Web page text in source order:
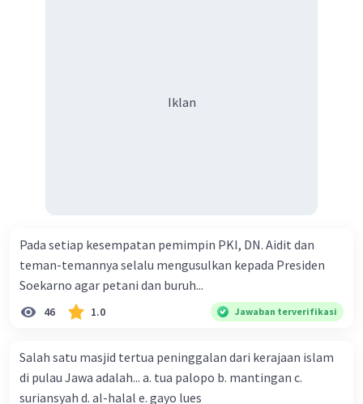
Iklan
Pada setiap kesempatan pemimpin PKI, DN. Aidit dan
teman-temannya selalu mengusulkan kepada Presiden
Soekarno agar petani dan buruh...
46 1.0 Jawaban terverifikasi
Salah satu masjid tertua peninggalan dari kerajaan islam
di pulau Jawa adalah... a. tua palopo b. mantingan c.
suriansyah d. al-halal e. gayo lues